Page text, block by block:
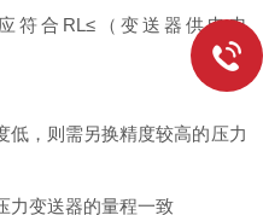
符合RL≤（变送器供电电
低，则需另换精度较高的压力
力变送器的量程一致